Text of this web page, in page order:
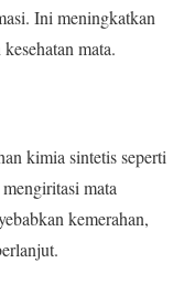
Ini meningkatkan
mata.
kimia sintetis seperti
mata
kemerahan,